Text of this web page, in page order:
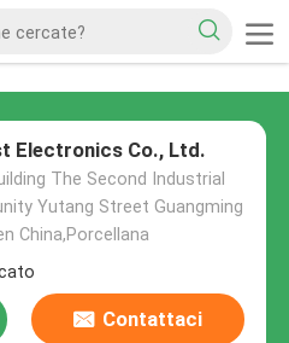
Electronics Co., Ltd.
The Second Industrial
Yutang Street Guangming
China,Porcellana
Contattaci